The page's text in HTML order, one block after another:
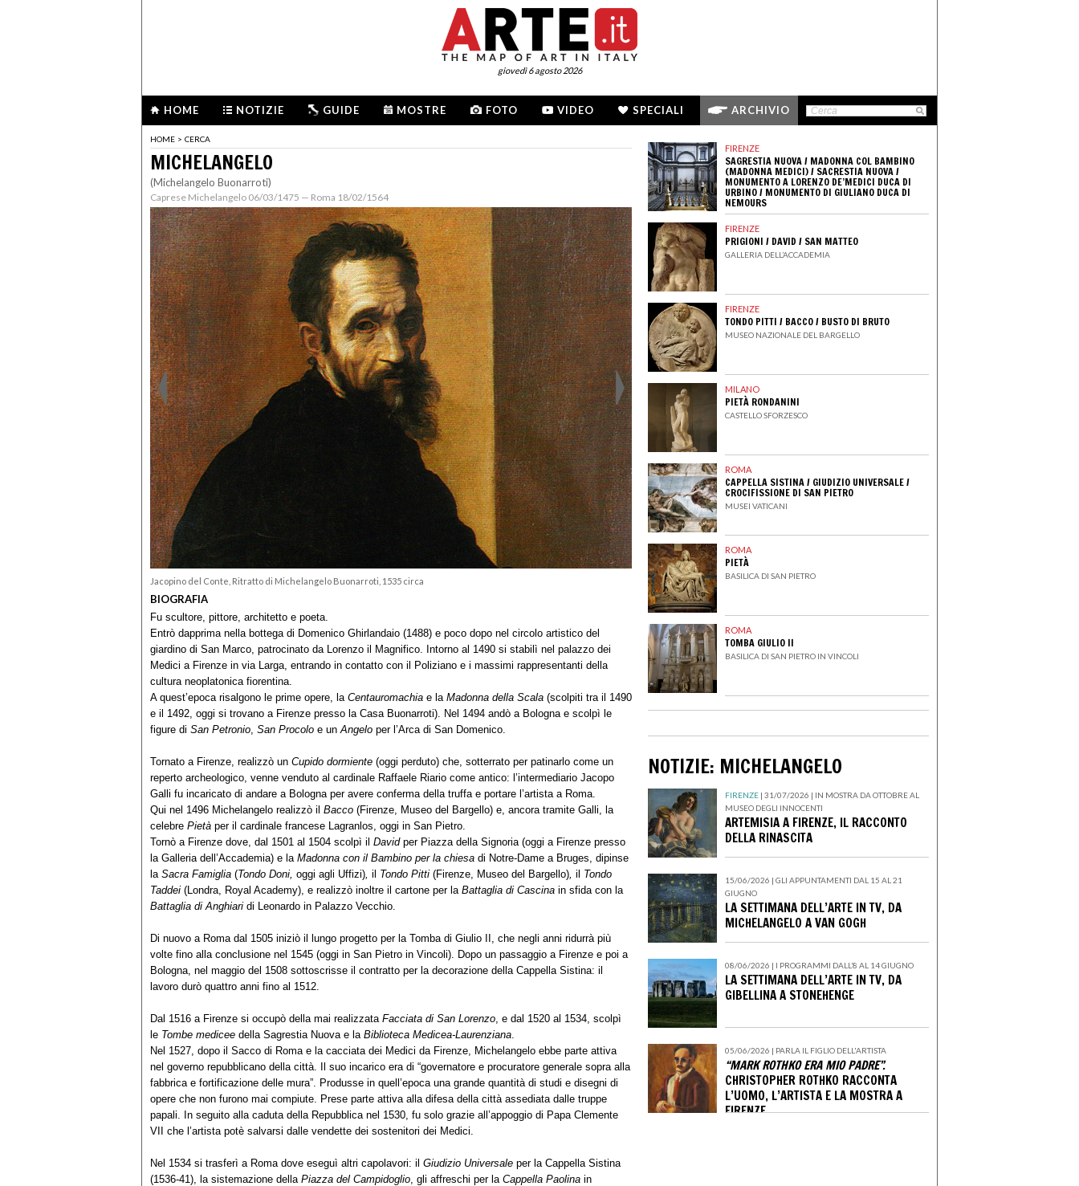
giovedì 6 agosto 2026
HOME NOTIZIE GUIDE MOSTRE FOTO VIDEO SPECIALI ARCHIVIO
HOME > CERCA
MICHELANGELO
(Michelangelo Buonarroti)
Caprese Michelangelo 06/03/1475 — Roma 18/02/1564
Jacopino del Conte, Ritratto di Michelangelo Buonarroti, 1535 circa
BIOGRAFIA
Fu scultore, pittore, architetto e poeta.
Entrò dapprima nella bottega di Domenico Ghirlandaio (1488) e poco dopo nel circolo artistico del
giardino di San Marco, patrocinato da Lorenzo il Magnifico. Intorno al 1490 si stabilì nel palazzo dei
Medici a Firenze in via Larga, entrando in contatto con il Poliziano e i massimi rappresentanti della
cultura neoplatonica fiorentina.
A quest’epoca risalgono le prime opere, la Centauromachia e la Madonna della Scala (scolpiti tra il 1490
e il 1492, oggi si trovano a Firenze presso la Casa Buonarroti). Nel 1494 andò a Bologna e scolpì le
figure di San Petronio San Procolo e un Angelo per l’Arca di San Domenico.
Tornato a Firenze, realizzò un Cupido dormiente (oggi perduto) che, sotterrato per patinarlo come un
reperto archeologico, venne venduto al cardinale Raffaele Riario come antico: l’intermediario Jacopo
Galli fu incaricato di andare a Bologna per avere conferma della truffa e portare l’artista a Roma.
Qui nel 1496 Michelangelo realizzò il Bacco (Firenze, Museo del Bargello) e, ancora tramite Galli, la
celebre Pietà per il cardinale francese Lagranlos, oggi in San Pietro.
Tornò a Firenze dove, dal 1501 al 1504 scolpì il Davidper Piazza della Signoria (oggi a Firenze presso
la Galleria dell’Accademia) e la Madonna con il Bambino per la chiesa di Notre-Dame a Bruges, dipinse
la Sacra Famiglia (Tondo Doni, oggi agli Uffizi) il Tondo Pitti (Firenze, Museo del Bargello) il Tondo
Taddei (Londra, Royal Academy), e realizzò inoltre il cartone per la Battaglia di Cascina in sfida con la
Battaglia di Anghiari di Leonardo in Palazzo Vecchio.
Di nuovo a Roma dal 1505 iniziò il lungo progetto per la Tomba di Giulio II, che negli anni ridurrà più
volte fino alla conclusione nel 1545 (oggi in San Pietro in Vincoli). Dopo un passaggio a Firenze e poi a
Bologna, nel maggio del 1508 sottoscrisse il contratto per la decorazione della Cappella Sistina: il
lavoro durò quattro anni fino al 1512.
Dal 1516 a Firenze si occupò della mai realizzata Facciata di San Lorenzo , e dal 1520 al 1534, scolpì
le Tombe medicee della Sagrestia Nuova e la Biblioteca Medicea-Laurenziana
Nel 1527, dopo il Sacco di Roma e la cacciata dei Medici da Firenze, Michelangelo ebbe parte attiva
nel governo repubblicano della città. Il suo incarico era di “governatore e procuratore generale sopra alla
fabbrica e fortificazione delle mura”. Produsse in quell’epoca una grande quantità di studi e disegni di
opere che non furono mai compiute. Prese parte attiva alla difesa della città assediata dalle truppe
papali. In seguito alla caduta della Repubblica nel 1530, fu solo grazie all’appoggio di Papa Clemente
VII che l’artista potè salvarsi dalle vendette dei sostenitori dei Medici.
Nel 1534 si trasferì a Roma dove eseguì altri capolavori: il Giudizio Universale per la Cappella Sistina
(1536-41), la sistemazione della Piazza del Campidoglio , gli affreschi per la Cappella Paolina in
FIRENZE
SAGRESTIA NUOVA/ MADONNA COL BAMBINO
(MADONNA MEDICI)/ SACRESTIA NUOVA/
MONUMENTO A LORENZO DE’MEDICI DUCA DI
URBINO/ MONUMENTO DI GIULIANO DUCA DI
NEMOURS
CAPPELLE MEDICEE
FIRENZE
PRIGIONI / DAVID / SAN MATTEO
GALLERIA DELL’ACCADEMIA
FIRENZE
TONDO PITTI / BACCO/ BUSTO DI BRUTO
MUSEO NAZIONALE DEL BARGELLO
MILANO
PIETÀ RONDANINI
CASTELLO SFORZESCO
ROMA
CAPPELLA SISTINA/ GIUDIZIO UNIVERSALE/
CROCIFISSIONE DI SAN PIETRO
MUSEI VATICANI
ROMA
PIETÀ
BASILICA DI SAN PIETRO
ROMA
TOMBA GIULIO II
BASILICA DI SAN PIETRO IN VINCOLI
NOTIZIE: MICHELANGELO
FIRENZE | 31/07/2026 | IN MOSTRA DA OTTOBRE AL
MUSEO DEGLI INNOCENTI
ARTEMISIA A FIRENZE, IL RACCONTO
DELLA RINASCITA
15/06/2026 | GLI APPUNTAMENTI DAL 15 AL 21
GIUGNO
LA SETTIMANA DELL’ARTE IN TV, DA
MICHELANGELO A VAN GOGH
08/06/2026 | I PROGRAMMI DALL’8 AL 14 GIUGNO
LA SETTIMANA DELL’ARTE IN TV, DA
GIBELLINA A STONEHENGE
05/06/2026 | PARLA IL FIGLIO DELL'ARTISTA
“MARK ROTHKO ERA MIO PADRE”.
CHRISTOPHER ROTHKO RACCONTA
L’UOMO, L’ARTISTA E LA MOSTRA A
FIRENZE